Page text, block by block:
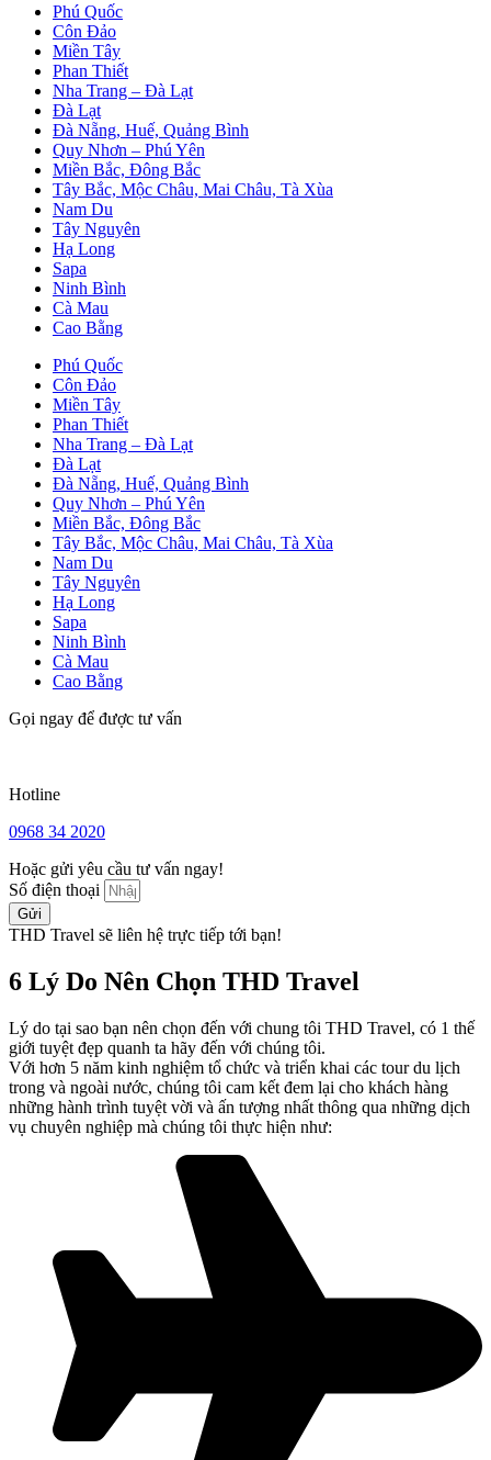
Phú Quốc
Côn Đảo
Miền Tây
Phan Thiết
Nha Trang – Đà Lạt
Đà Lạt
Đà Nẵng, Huế, Quảng Bình
Quy Nhơn – Phú Yên
Miền Bắc, Đông Bắc
Tây Bắc, Mộc Châu, Mai Châu, Tà Xùa
Nam Du
Tây Nguyên
Hạ Long
Sapa
Ninh Bình
Cà Mau
Cao Bằng
Phú Quốc
Côn Đảo
Miền Tây
Phan Thiết
Nha Trang – Đà Lạt
Đà Lạt
Đà Nẵng, Huế, Quảng Bình
Quy Nhơn – Phú Yên
Miền Bắc, Đông Bắc
Tây Bắc, Mộc Châu, Mai Châu, Tà Xùa
Nam Du
Tây Nguyên
Hạ Long
Sapa
Ninh Bình
Cà Mau
Cao Bằng
Gọi ngay để được tư vấn
Hotline
0968 34 2020
Hoặc gửi yêu cầu tư vấn ngay!
Số điện thoại
Gửi
THD Travel sẽ liên hệ trực tiếp tới bạn!
6 Lý Do Nên Chọn THD Travel
Lý do tại sao bạn nên chọn đến với chung tôi THD Travel, có 1 thế
giới tuyệt đẹp quanh ta hãy đến với chúng tôi.
Với hơn 5 năm kinh nghiệm tổ chức và triển khai các tour du lịch
trong và ngoài nước, chúng tôi cam kết đem lại cho khách hàng
những hành trình tuyệt vời và ấn tượng nhất thông qua những dịch
vụ chuyên nghiệp mà chúng tôi thực hiện như: